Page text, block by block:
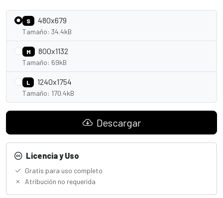
S 480x679
Tamaño: 34.4kB
M 800x1132
Tamaño: 69kB
L 1240x1754
Tamaño: 170.4kB
Descargar
Licencia y Uso
Gratis para uso completo
Atribución no requerida